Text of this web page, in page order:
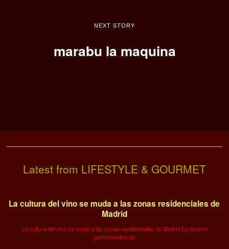
NEXT STORY
marabu la maquina
Latest from LIFESTYLE & GOURMET
La cultura del vino se muda a las zonas residenciales de
Madrid
La cultura del vino se muda a las zonas residenciales de Madrid La escena
gastronómica de